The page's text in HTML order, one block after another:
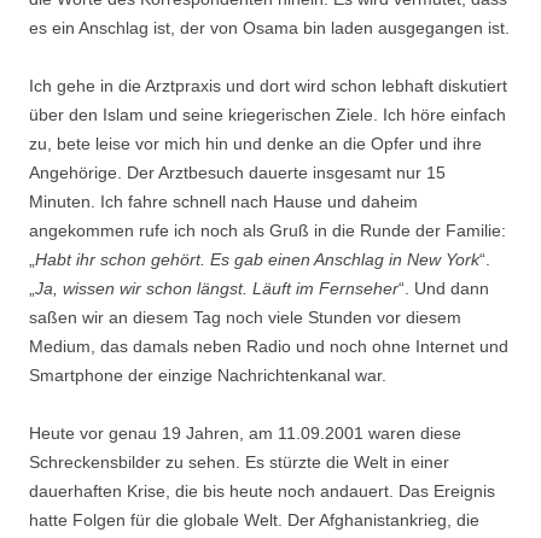
es ein Anschlag ist, der von Osama bin laden ausgegangen ist.
Ich gehe in die Arztpraxis und dort wird schon lebhaft diskutiert
über den Islam und seine kriegerischen Ziele. Ich höre einfach
zu, bete leise vor mich hin und denke an die Opfer und ihre
Angehörige. Der Arztbesuch dauerte insgesamt nur 15
Minuten. Ich fahre schnell nach Hause und daheim
angekommen rufe ich noch als Gruß in die Runde der Familie:
Habt ihr schon gehört. Es gab einen Anschlag in New York“.
Ja, wissen wir schon längst. Läuft im Fernseher“. Und dann
saßen wir an diesem Tag noch viele Stunden vor diesem
Medium, das damals neben Radio und noch ohne Internet und
Smartphone der einzige Nachrichtenkanal war.
Heute vor genau 19 Jahren, am 11.09.2001 waren diese
Schreckensbilder zu sehen. Es stürzte die Welt in einer
dauerhaften Krise, die bis heute noch andauert. Das Ereignis
hatte Folgen für die globale Welt. Der Afghanistankrieg, die